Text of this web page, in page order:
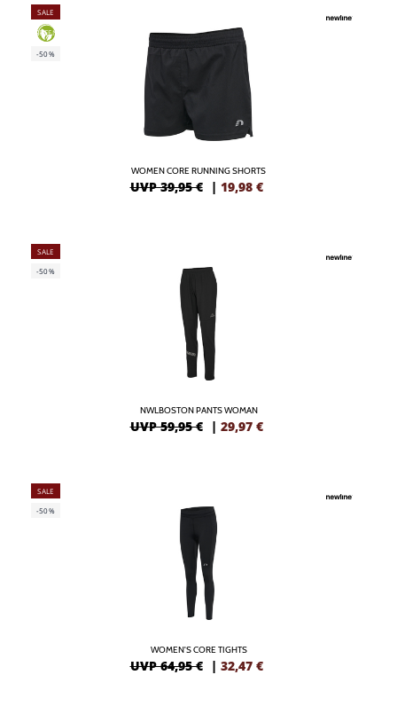
SALE
GREEN
-50%
WOMEN CORE RUNNING SHORTS
UVP 39,95 € | 19,98 €
SALE
-50%
NWLBOSTON PANTS WOMAN
UVP 59,95 € | 29,97 €
SALE
-50%
WOMEN'S CORE TIGHTS
UVP 64,95 € | 32,47 €